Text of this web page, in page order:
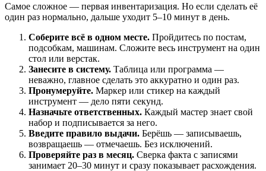
Самое сложное — первая инвентаризация. Но если сделать её
один раз нормально, дальше уходит 5–10 минут в день.
Соберите всё в одном месте. Пройдитесь по постам,
подсобкам, машинам. Сложите весь инструмент на один
стол или верстак.
Занесите в систему. Таблица или программа —
неважно, главное сделать это аккуратно и один раз.
Пронумеруйте. Маркер или стикер на каждый
инструмент — дело пяти секунд.
Назначьте ответственных. Каждый мастер знает свой
набор и подписывается за него.
Введите правило выдачи. Берёшь — записываешь,
возвращаешь — отмечаешь. Без исключений.
Проверяйте раз в месяц. Сверка факта с записями
занимает 20–30 минут и сразу показывает расхождения.